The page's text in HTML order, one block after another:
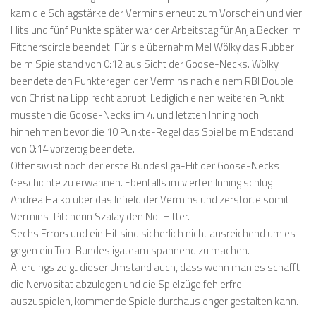
kam die Schlagstärke der Vermins erneut zum Vorschein und vier
Hits und fünf Punkte später war der Arbeitstag für Anja Becker im
Pitcherscircle beendet. Für sie übernahm Mel Wölky das Rubber
beim Spielstand von 0:12 aus Sicht der Goose-Necks. Wölky
beendete den Punkteregen der Vermins nach einem RBI Double
von Christina Lipp recht abrupt. Lediglich einen weiteren Punkt
mussten die Goose-Necks im 4. und letzten Inning noch
hinnehmen bevor die 10 Punkte-Regel das Spiel beim Endstand
von 0:14 vorzeitig beendete.
Offensiv ist noch der erste Bundesliga-Hit der Goose-Necks
Geschichte zu erwähnen. Ebenfalls im vierten Inning schlug
Andrea Halko über das Infield der Vermins und zerstörte somit
Vermins-Pitcherin Szalay den No-Hitter.
Sechs Errors und ein Hit sind sicherlich nicht ausreichend um es
gegen ein Top-Bundesligateam spannend zu machen.
Allerdings zeigt dieser Umstand auch, dass wenn man es schafft
die Nervosität abzulegen und die Spielzüge fehlerfrei
auszuspielen, kommende Spiele durchaus enger gestalten kann.